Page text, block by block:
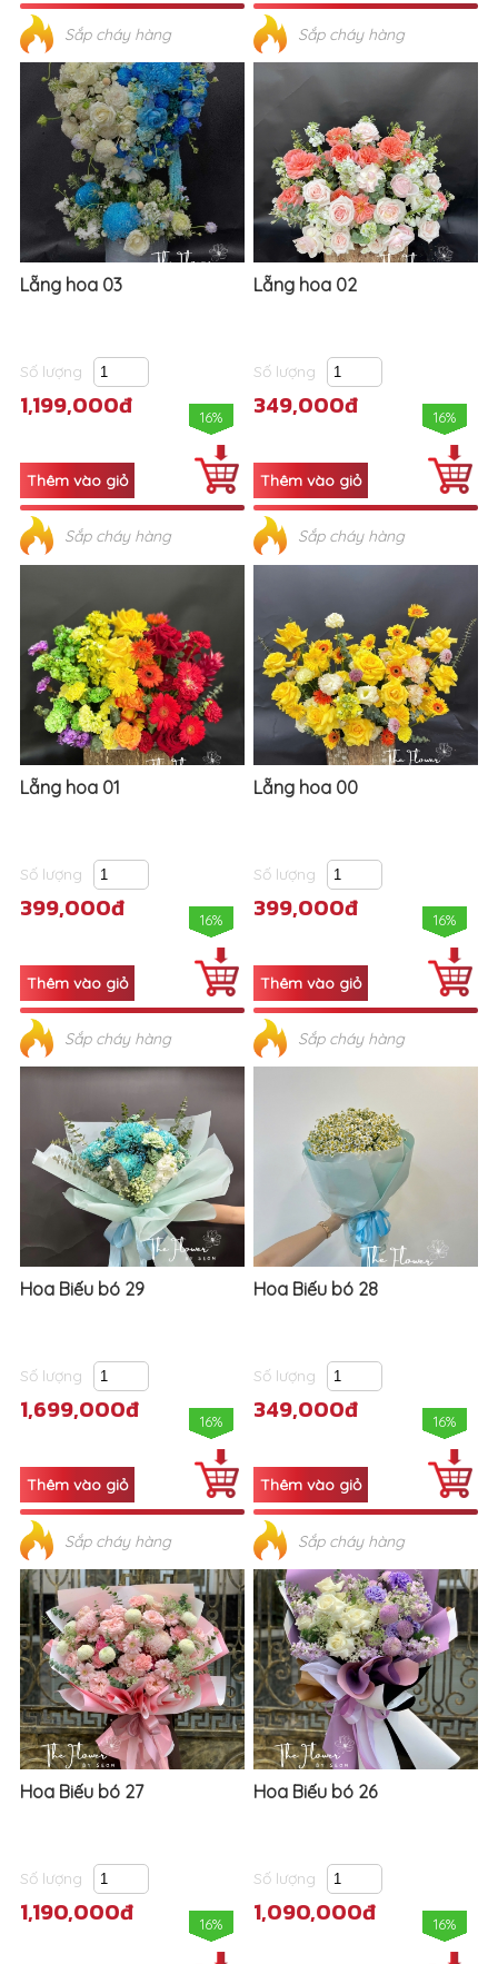
Sắp cháy hàng Sắp cháy hàng
Lẵng hoa 03
Số lượng
1,199,000đ 16%
Sắp cháy hàng
Lẵng hoa 02
Số lượng
349,000đ 16%
Sắp cháy hàng
Lẵng hoa 01
Số lượng
399,000đ 16%
Sắp cháy hàng
Lẵng hoa 00
Số lượng
399,000đ 16%
Sắp cháy hàng
Hoa Biếu bó 29
Số lượng
1,699,000đ 16%
Sắp cháy hàng
Hoa Biếu bó 28
Số lượng
349,000đ 16%
Sắp cháy hàng
Hoa Biếu bó 27
Số lượng
1,190,000đ 16%
Hoa Biếu bó 26
Số lượng
1,090,000đ 16%